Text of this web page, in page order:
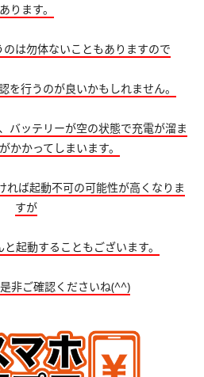
あります。
は勿体ないこともありますので
を行うのが良いかもしれません。
バッテリーが空の状態で充電が溜ま
かかってしまいます。
れば起動不可の可能性が高くなりま
すが
起動することもございます。
非ご確認くださいね(^^)